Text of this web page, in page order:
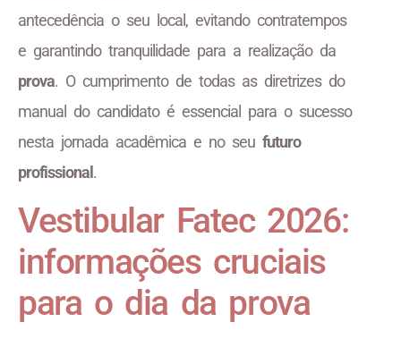
antecedência o seu local, evitando contratempos
e garantindo tranquilidade para a realização da
prova. O cumprimento de todas as diretrizes do
manual do candidato é essencial para o sucesso
nesta jornada acadêmica e no seu futuro
profissional.
Vestibular Fatec 2026:
informações cruciais
para o dia da prova